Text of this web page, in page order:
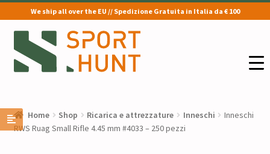
We ship all over the EU // Spedizione Gratuita in Italia da € 100
Vai
alla
navigazione
Vai
al
contenuto
Home Shop Ricarica e attrezzature Inneschi
Inneschi
RWS Ruag Small Rifle 4.45 mm #4033 – 250 pezzi